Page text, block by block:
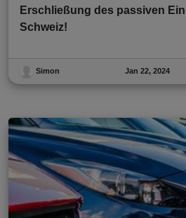
Erschließung des passiven
Schweiz!
Simon Jan 22, 2024